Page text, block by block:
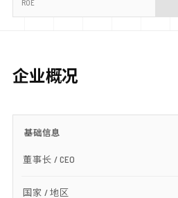
ROE
企业概况
基础信息
董事长 / CEO
国家 / 地区